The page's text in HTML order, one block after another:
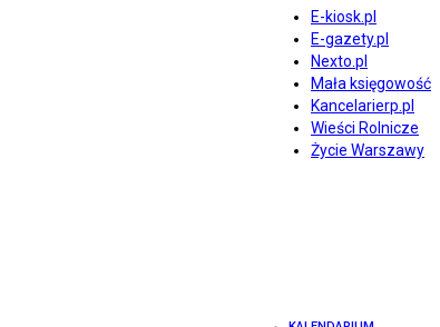
E-kiosk.pl
E-gazety.pl
Nexto.pl
Mała księgowość
Kancelarierp.pl
Wieści Rolnicze
Życie Warszawy